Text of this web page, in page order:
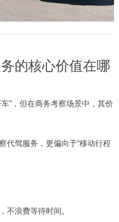
的核心价值在哪
”，但在商务考察场景中，其价
代驾服务，更偏向于“移动行程
不浪费等待时间。